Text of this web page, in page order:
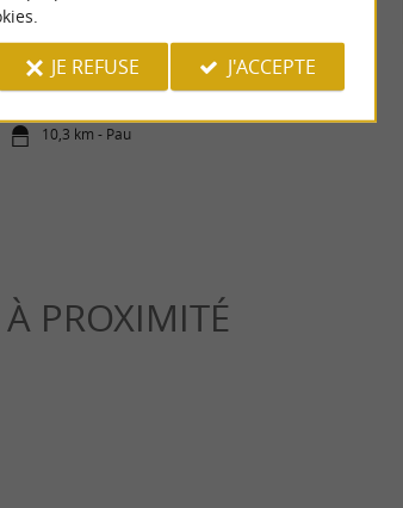
2 jours à Pau et aux alentours
10,3 km - Pau
À PROXIMITÉ
JE REFUSE J'ACCEPTE